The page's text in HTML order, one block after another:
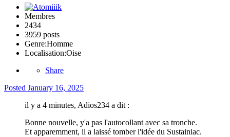
Membres
2434
3959 posts
Genre:Homme
Localisation:Oise
Share
Posted January 16, 2025
il y a 4 minutes, Adios234 a dit :
Bonne nouvelle, y'a pas l'autocollant avec sa tronche.
Et apparemment, il a laissé tomber l'idée du Sustainiac.